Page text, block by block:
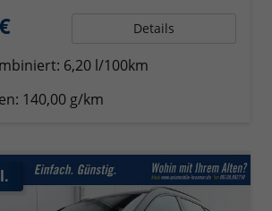
Details
6,20 l/100km
140,00 g/km